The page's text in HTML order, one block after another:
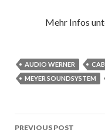
Mehr Infos
AUDIO WERNER
MEYER SOUNDSYSTEM
Post
PREVIOUS POST